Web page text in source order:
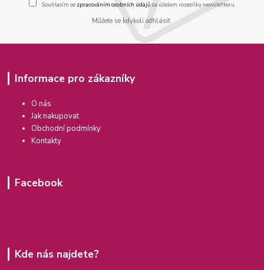
Souhlasím se zpracováním osobních údajůza účelem rozesílky newsletteru.
Můžete se kdykoli odhlásit.
Informace pro zákazníky
O nás
Jak nakupovat
Obchodní podmínky
Kontakty
Facebook
Kde nás najdete?